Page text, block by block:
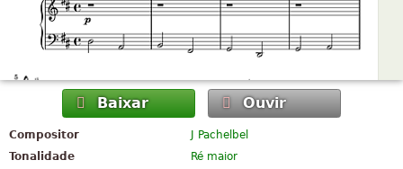
Baixar Ouvir
Compositor
J Pachelbel
Tonalidade
Ré maior